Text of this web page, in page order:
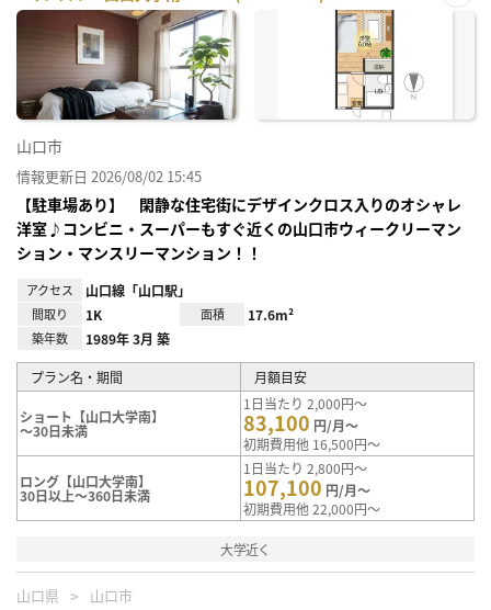
お気
山口市
情報更新日 2026/08/02 15:45
【駐車場あり】 閑静な住宅街にデザインクロス入りのオシャレ
洋室♪コンビニ・スーパーもすぐ近くの山口市ウィークリーマン
ション・マンスリーマンション！！
アクセス 山口線「山口駅」
間取り 1K 面積 17.6m²
築年数 1989年 3月 築
プラン名・期間 月額目安
ショート【山口大学南】
～30日未満
1日当たり 2,000円～
83,100 円/月～
初期費用他 16,500円～
ロング【山口大学南】
30日以上～360日未満
1日当たり 2,800円～
107,100 円/月～
初期費用他 22,000円～
大学近く
山口県 山口市